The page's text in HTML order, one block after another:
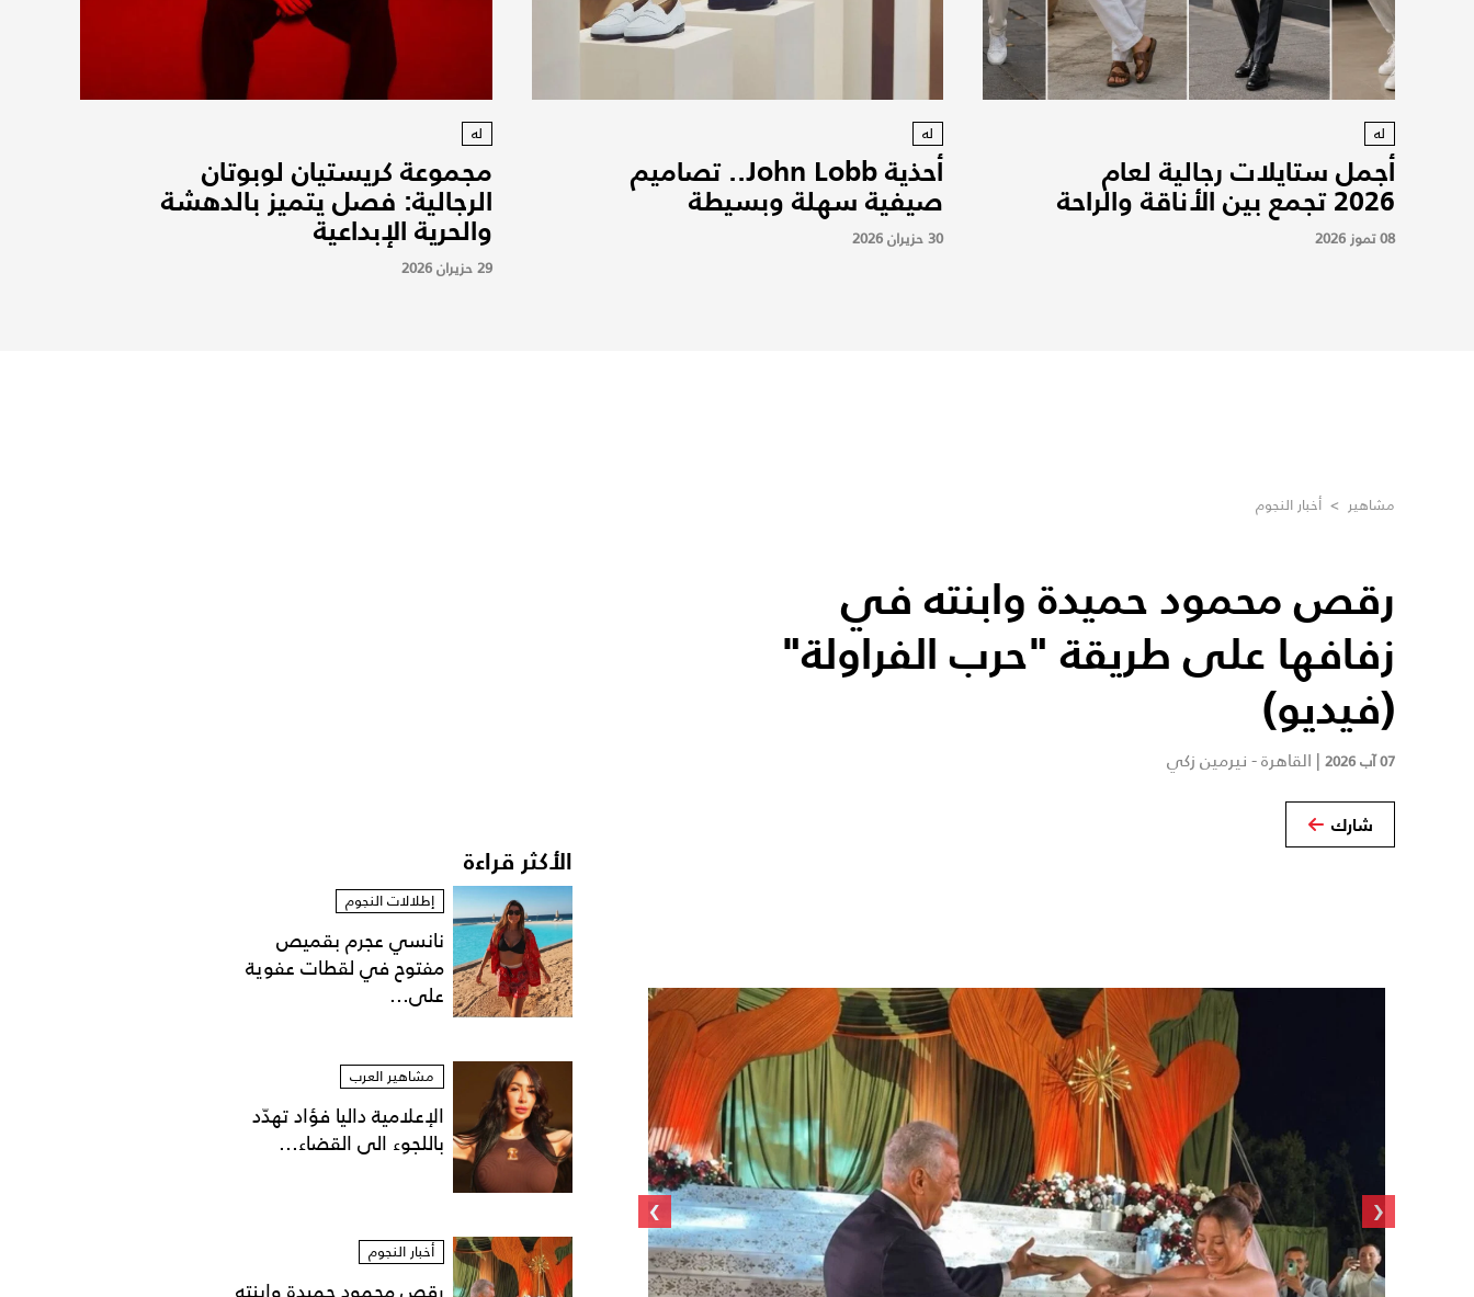
له
أجمل ستايلات رجالية لعام
2026 تجمع بين الأناقة والراحة
08 تموز 2026
له
أحذية John Lobb.. تصاميم
صيفية سهلة وبسيطة
30 حزيران 2026
له
مجموعة كريستيان لوبوتان
الرجالية: فصل يتميز بالدهشة
والحرية الإبداعية
29 حزيران 2026
مشاهير > أخبار النجوم
رقص محمود حميدة وابنته في
زفافها على طريقة "حرب الفراولة"
(فيديو)
07 آب 2026 | القاهرة - نيرمين زكي
شارك
‹
›
الأكثر قراءة
إطلالات النجوم
نانسي عجرم بقميص
مفتوح في لقطات عفوية
على...
مشاهير العرب
الإعلامية داليا فؤاد تهدّد
باللجوء الى القضاء...
أخبار النجوم